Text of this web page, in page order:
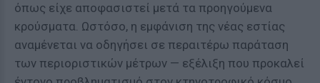
όπως είχε αποφασιστεί μετά τα προηγούμενα
κρούσματα. Ωστόσο, η εμφάνιση της νέας εστίας
αναμένεται να οδηγήσει σε περαιτέρω παράταση
των περιοριστικών μέτρων — εξέλιξη που προκαλεί